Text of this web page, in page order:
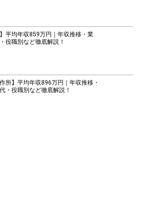
】平均年収859万円｜年収推移・業
役職別など徹底解説！
作所】平均年収896万円｜年収推移・
・役職別など徹底解説！